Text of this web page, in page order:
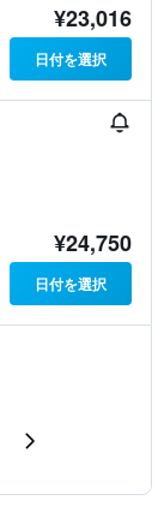
¥23,016
日付を選択
¥24,750
日付を選択